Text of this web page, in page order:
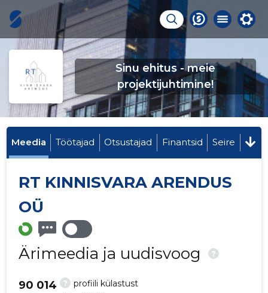
Sinu ehitus - meie
projektijuhtimine!
Meedia Töötajad Otsustajad Finantsid Seire
RT KINNISVARA ARENDUS
OÜ
Ärimeedia ja uudisvoog ?
? profiili külastust
90 014